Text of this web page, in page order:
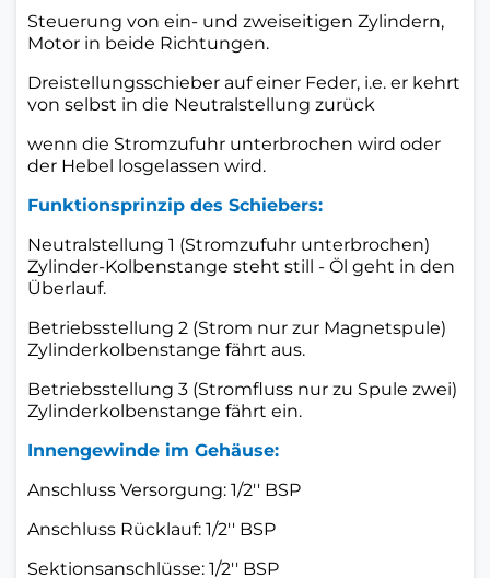
Steuerung von ein- und zweiseitigen Zylindern,
Motor in beide Richtungen.
Dreistellungsschieber auf einer Feder, i.e. er kehrt
von selbst in die Neutralstellung zurück
wenn die Stromzufuhr unterbrochen wird oder
der Hebel losgelassen wird.
Funktionsprinzip des Schiebers:
Neutralstellung 1 (Stromzufuhr unterbrochen)
Zylinder-Kolbenstange steht still - Öl geht in den
Überlauf.
Betriebsstellung 2 (Strom nur zur Magnetspule)
Zylinderkolbenstange fährt aus.
Betriebsstellung 3 (Stromfluss nur zu Spule zwei)
Zylinderkolbenstange fährt ein.
Innengewinde im Gehäuse:
Anschluss Versorgung: 1/2'' BSP
Anschluss Rücklauf: 1/2'' BSP
Sektionsanschlüsse: 1/2'' BSP